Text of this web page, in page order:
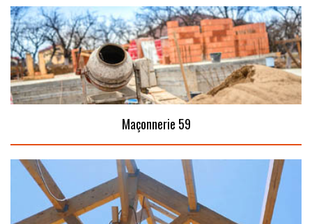
Maçonnerie 59